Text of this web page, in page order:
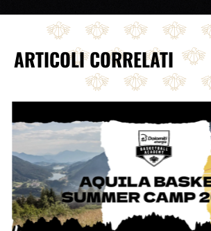
ARTICOLI CORRELATI